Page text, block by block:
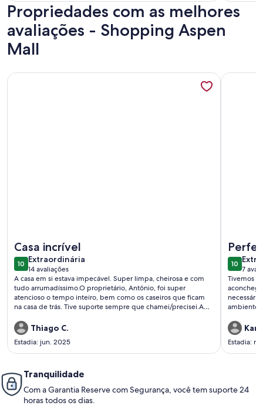
avaliações)
Propriedades com as melhores
avaliações - Shopping Aspen
Mall
Casa incrível
1010 de 10
Extraordinária
extraordinária
14 avaliações
(14
avaliações)
A casa em si estava impecável. Super limpa, cheirosa e com
tudo arrumadíssimo.O proprietário, Antônio, foi super
atencioso o tempo inteiro, bem como os caseiros que ficam
na casa de trás. Tive suporte sempre que chamei/precisei.A
ficando a alguns minutos do centro de carro. Super
recomendo.
Thiago C.
Estadia: jun. 2025
Mais informações sobre LINDA CASA C. DO JORDÃO
1010 de 10
7
(7
Tivemos
ambiente
incrível!
Estadia:
Mais
Tranquilidade
Com a Garantia Reserve com Segurança, você tem suporte 24
horas todos os dias.